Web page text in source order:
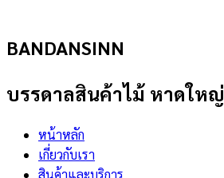
BANDANSINN
บรรดาลสินค้าไม้ หาดใหญ่
หน้าหลัก
เกี่ยวกับเรา
สินค้าและบริการ